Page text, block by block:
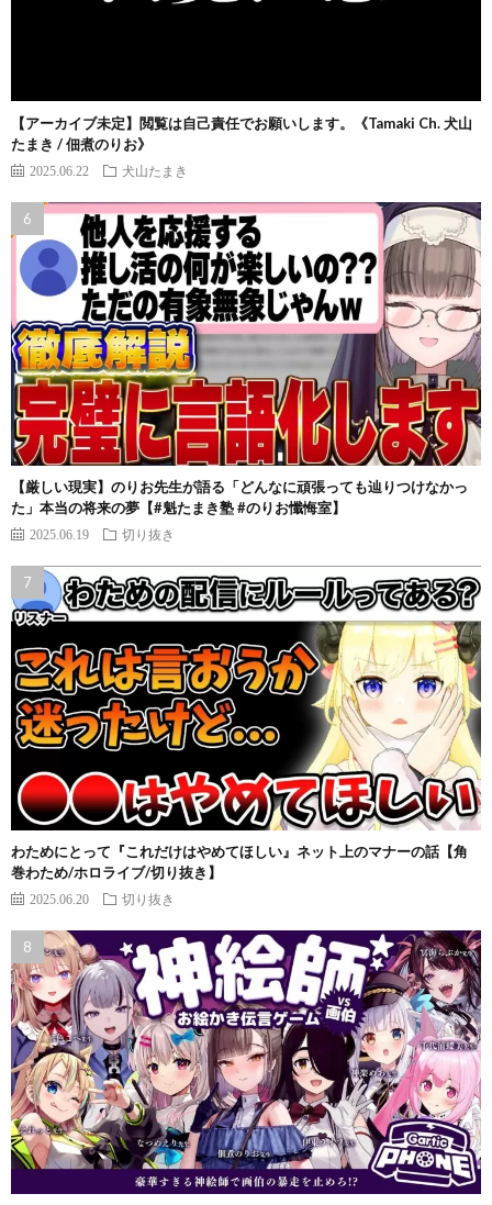
【アーカイブ未定】閲覧は自己責任でお願いします。《Tamaki Ch. 犬山
たまき / 佃煮のりお》
2025.06.22 犬山たまき
【厳しい現実】のりお先生が語る「どんなに頑張っても辿りつけなかっ
た」本当の将来の夢【#魁たまき塾 #のりお懺悔室】
2025.06.19 切り抜き
わためにとって『これだけはやめてほしい』ネット上のマナーの話【角
巻わため/ホロライブ/切り抜き】
2025.06.20 切り抜き